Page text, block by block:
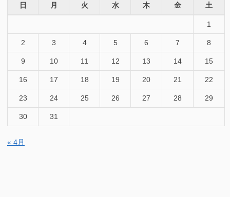
日 月 火 水 木 金 土
1
2 3 4 5 6 7 8
9 10 11 12 13 14 15
16 17 18 19 20 21 22
23 24 25 26 27 28 29
30 31
« 4月